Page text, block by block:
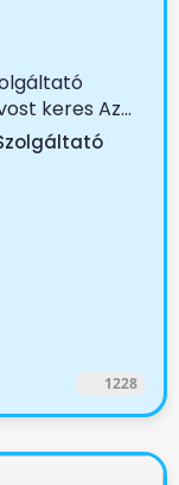
keres Az...
1228